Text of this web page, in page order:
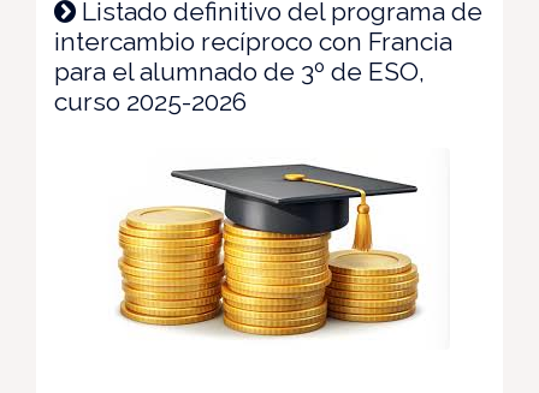
Listado definitivo del programa de
intercambio recíproco con Francia
para el alumnado de 3º de ESO,
curso 2025-2026